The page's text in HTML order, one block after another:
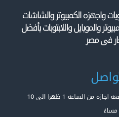
واجهزه الكمبيوتر والشاشات
والموبايل واللابتوبات بأفضل
فى مصر
مواعيد العمل كل يوم عدا الجمعه اجازه من الساعه 1 ظهرا الى 10
مساءً